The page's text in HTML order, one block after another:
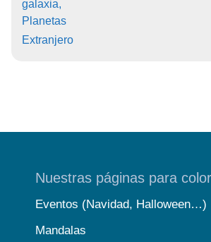
galaxia,
Planetas
Extranjero
Nuestras páginas para
Eventos (Navidad, Halloween…)
Mandalas